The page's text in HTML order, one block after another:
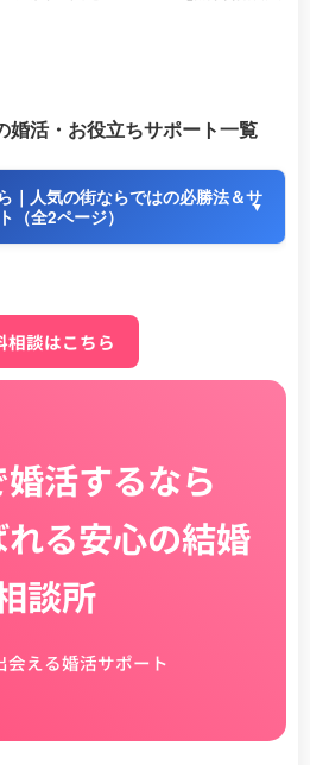
活・お役立ちサポート一覧
｜人気の街ならではの必勝法＆サ
（全2ページ）
相談はこちら
活するなら
る安心の結婚
談所
会える婚活サポート